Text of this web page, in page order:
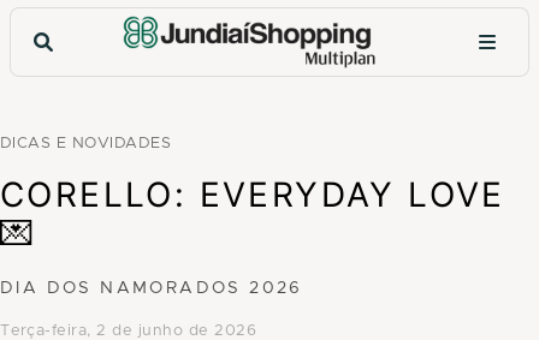
DICAS E NOVIDADES
CORELLO: EVERYDAY LOVE
💌
DIA DOS NAMORADOS 2026
terça-feira, 2 de junho de 2026